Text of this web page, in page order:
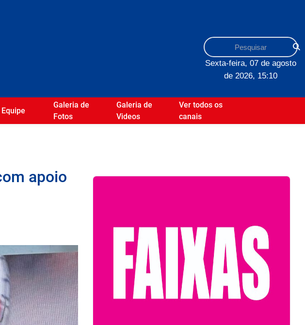
Sexta-feira, 07 de agosto
de 2026, 15:10
Equipe
Galeria de
Fotos
Galeria de
Videos
Ver todos os
canais
apoio